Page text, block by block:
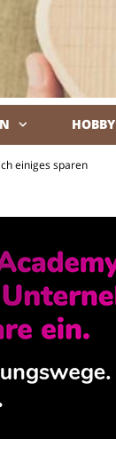
HOBBY
einiges sparen